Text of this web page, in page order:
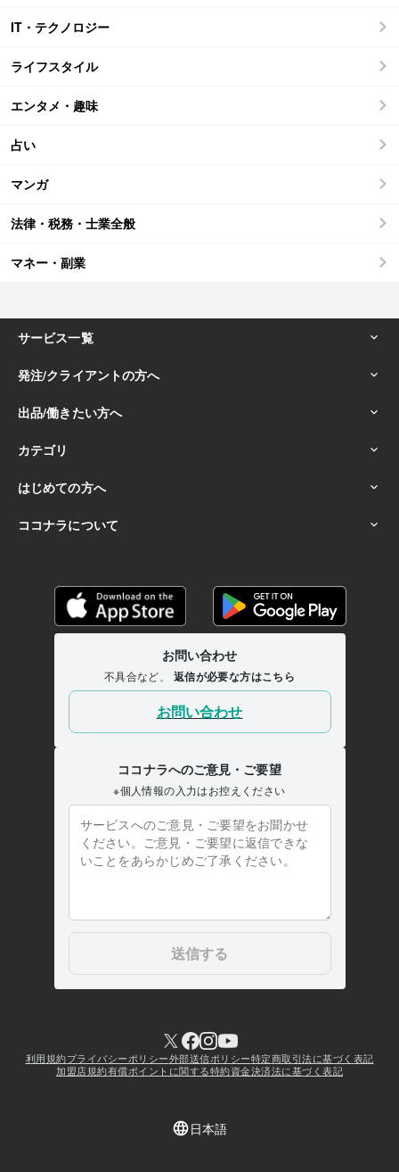
IT・テクノロジー
ライフスタイル
エンタメ・趣味
占い
マンガ
法律・税務・士業全般
マネー・副業